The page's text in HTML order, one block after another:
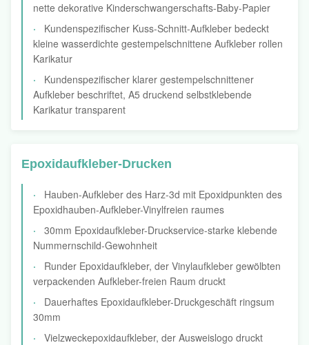
nette dekorative Kinderschwangerschafts-Baby-Papier
Kundenspezifischer Kuss-Schnitt-Aufkleber bedeckt
kleine wasserdichte gestempelschnittene Aufkleber rollen
Karikatur
Kundenspezifischer klarer gestempelschnittener
Aufkleber beschriftet, A5 druckend selbstklebende
Karikatur transparent
Epoxidaufkleber-Drucken
Hauben-Aufkleber des Harz-3d mit Epoxidpunkten des
Epoxidhauben-Aufkleber-Vinylfreien raumes
30mm Epoxidaufkleber-Druckservice-starke klebende
Nummernschild-Gewohnheit
Runder Epoxidaufkleber, der Vinylaufkleber gewölbten
verpackenden Aufkleber-freien Raum druckt
Dauerhaftes Epoxidaufkleber-Druckgeschäft ringsum
30mm
Vielzweckepoxidaufkleber, der Ausweislogo druckt